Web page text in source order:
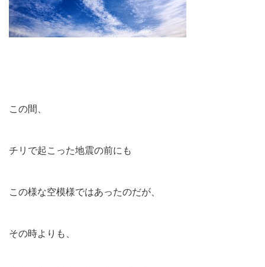
この間、
チリで起こった地震の前にも
この様な空模様ではあったのだが、
その時よりも、